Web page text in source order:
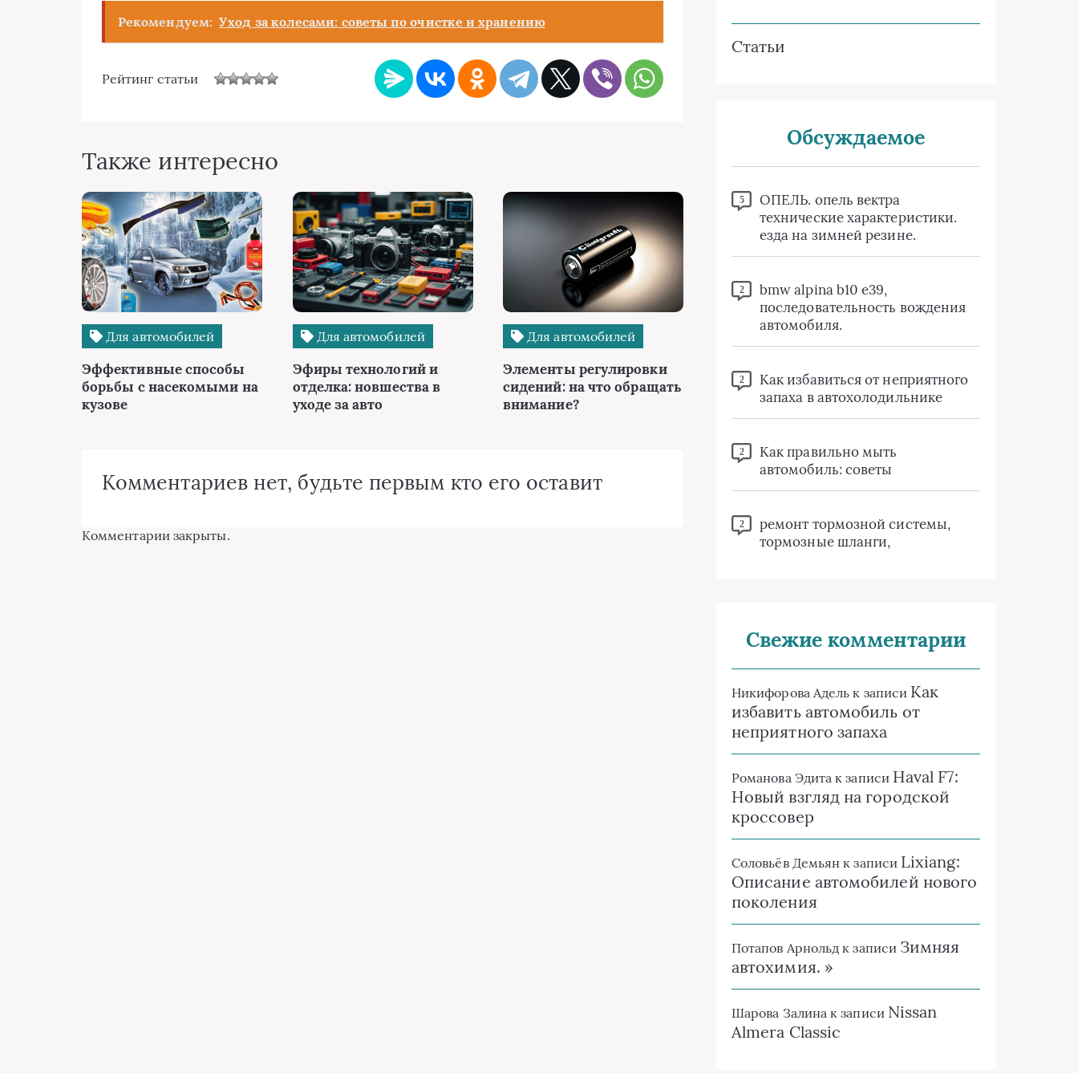
Рекомендуем: Уход за колесами: советы по очистке и хранению
Рейтинг статьи
Также интересно
Для автомобилей
Эффективные способы
борьбы с насекомыми на
кузове
Для автомобилей
Эфиры технологий и
отделка: новшества в
уходе за авто
Для автомобилей
Элементы регулировки
сидений: на что обращать
внимание?
Комментариев нет, будьте первым кто его оставит
Комментарии закрыты.
Статьи
Обсуждаемое
5
ОПЕЛЬ. опель вектра
технические характеристики.
езда на зимней резине.
2
bmw alpina b10 e39,
последовательность вождения
автомобиля.
2
Как избавиться от неприятного
запаха в автохолодильнике
2
Как правильно мыть
автомобиль: советы
2
ремонт тормозной системы,
тормозные шланги,
Свежие комментарии
Никифорова Адель к записи Как
избавить автомобиль от
неприятного запаха
Романова Эдита к записи Haval F7:
Новый взгляд на городской
кроссовер
Соловьёв Демьян к записи Lixiang:
Описание автомобилей нового
поколения
Потапов Арнольд к записи Зимняя
автохимия. »
Шарова Залина к записи Nissan
Almera Classic